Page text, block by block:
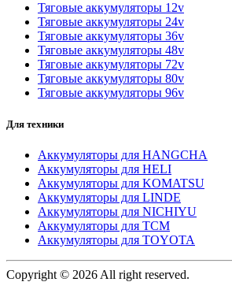
Тяговые аккумуляторы 12v
Тяговые аккумуляторы 24v
Тяговые аккумуляторы 36v
Тяговые аккумуляторы 48v
Тяговые аккумуляторы 72v
Тяговые аккумуляторы 80v
Тяговые аккумуляторы 96v
Для техники
Аккумуляторы для HANGCHA
Аккумуляторы для HELI
Аккумуляторы для KOMATSU
Аккумуляторы для LINDE
Аккумуляторы для NICHIYU
Аккумуляторы для TCM
Аккумуляторы для TOYOTA
Copyright © 2026 All right reserved.